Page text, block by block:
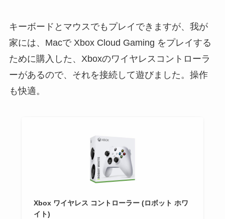
キーボードとマウスでもプレイできますが、我が
家には、Macで Xbox Cloud Gaming をプレイする
ために購入した、Xboxのワイヤレスコントローラ
ーがあるので、それを接続して遊びました。操作
も快適。
Xbox ワイヤレス コントローラー (ロボット ホワ
イト)